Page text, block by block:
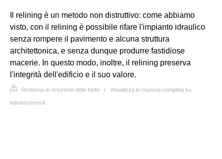
Il relining è un metodo non distruttivo: come abbiamo
visto, con il relining è possibile rifare l'impianto idraulico
senza rompere il pavimento e alcuna struttura
architettonica, e senza dunque produrre fastidiose
macerie. In questo modo, inoltre, il relining preserva
l'integrità dell'edificio e il suo valore.
Richiesta di rimozione della fonte | Visualizza la risposta completa su
tubussystem.it